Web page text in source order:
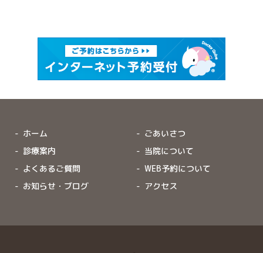
ホーム
ごあいさつ
診療案内
当院について
よくあるご質問
WEB予約について
お知らせ・ブログ
アクセス